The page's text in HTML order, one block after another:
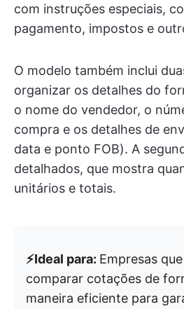
com instruções especiais,
pagamento, impostos e
O modelo também inclui
organizar os detalhes do
o nome do vendedor, o
compra e os detalhes de
data e ponto FOB). A
detalhados, que mostra
unitários e totais.
⚡️Ideal para: Empresas
comparar cotações de
maneira eficiente para